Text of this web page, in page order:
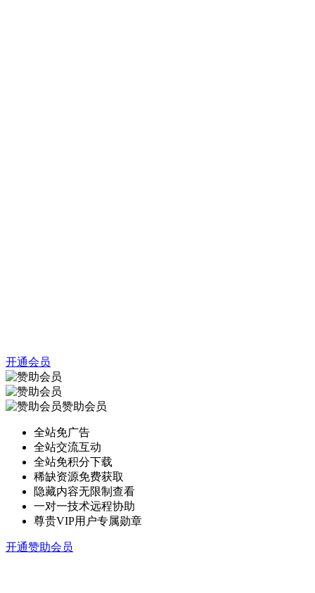
开通会员
赞助会员
全站免广告
全站交流互动
全站免积分下载
稀缺资源免费获取
隐藏内容无限制查看
一对一技术远程协助
尊贵VIP用户专属勋章
开通赞助会员